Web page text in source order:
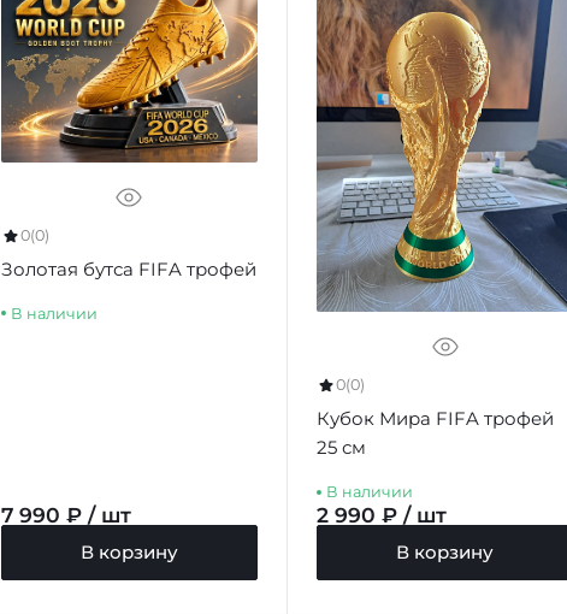
0(0)
Золотая бутса FIFA трофей
В наличии
7 990 ₽ / шт
В корзину
0(0)
Кубок Мира FIFA трофей
25 см
В наличии
2 990 ₽ / шт
В корзину